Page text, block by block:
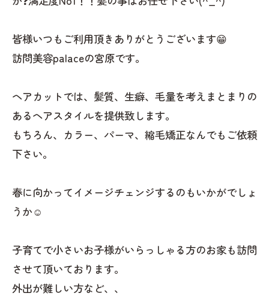
皆様いつもご利用頂きありがとうございます😁
訪問美容palaceの宮原です。
ヘアカットでは、髪質、生癖、毛量を考えまとまりの
あるヘアスタイルを提供致します。
もちろん、カラー、パーマ、縮毛矯正なんでもご依頼
下さい。
春に向かってイメージチェンジするのもいかがでしょ
うか☺️
子育てで小さいお子様がいらっしゃる方のお家も訪問
させて頂いております。
外出が難しい方など、、